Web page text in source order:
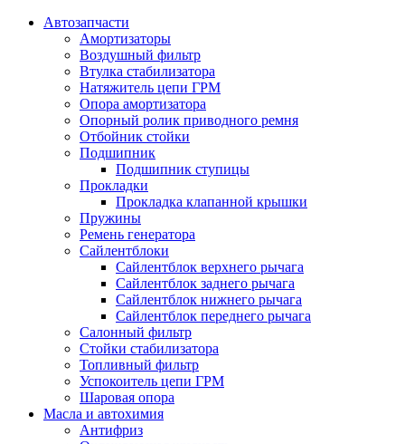
Автозапчасти
Амортизаторы
Воздушный фильтр
Втулка стабилизатора
Натяжитель цепи ГРМ
Опора амортизатора
Опорный ролик приводного ремня
Отбойник стойки
Подшипник
Подшипник ступицы
Прокладки
Прокладка клапанной крышки
Пружины
Ремень генератора
Сайлентблоки
Сайлентблок верхнего рычага
Сайлентблок заднего рычага
Сайлентблок нижнего рычага
Сайлентблок переднего рычага
Салонный фильтр
Стойки стабилизатора
Топливный фильтр
Успокоитель цепи ГРМ
Шаровая опора
Масла и автохимия
Антифриз